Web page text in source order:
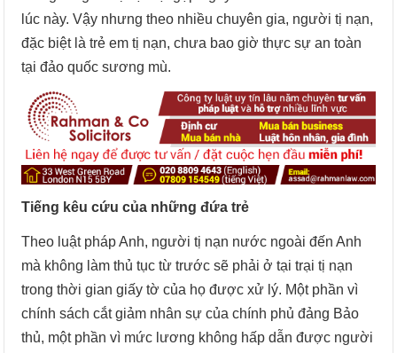
lúc này. Vậy nhưng theo nhiều chuyên gia, người tị nạn,
đặc biệt là trẻ em tị nạn, chưa bao giờ thực sự an toàn
tại đảo quốc sương mù.
Tiếng kêu cứu của những đứa trẻ
Theo luật pháp Anh, người tị nạn nước ngoài đến Anh
mà không làm thủ tục từ trước sẽ phải ở tại trại tị nạn
trong thời gian giấy tờ của họ được xử lý. Một phần vì
chính sách cắt giảm nhân sự của chính phủ đảng Bảo
thủ, một phần vì mức lương không hấp dẫn được người